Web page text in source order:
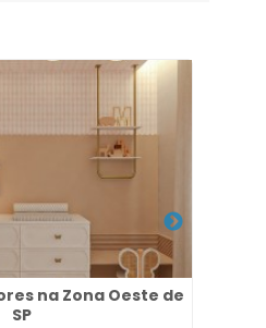
na Zona Oeste de
SP